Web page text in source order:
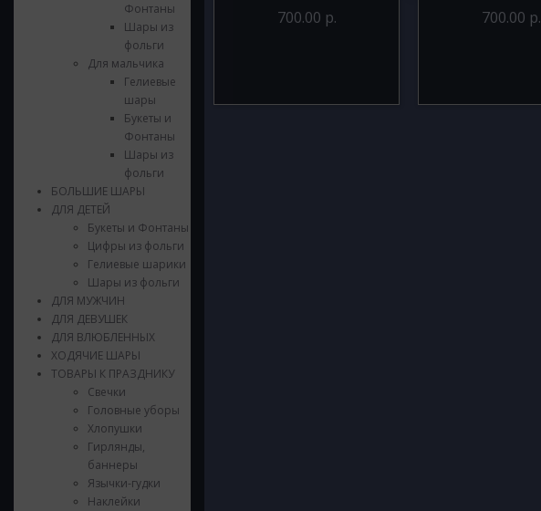
Фонтаны
Шары из
фольги
Для мальчика
Гелиевые
шары
Букеты и
Фонтаны
Шары из
фольги
БОЛЬШИЕ ШАРЫ
ДЛЯ ДЕТЕЙ
Букеты и Фонтаны
Цифры из фольги
Гелиевые шарики
Шары из фольги
ДЛЯ МУЖЧИН
ДЛЯ ДЕВУШЕК
ДЛЯ ВЛЮБЛЕННЫХ
ХОДЯЧИЕ ШАРЫ
ТОВАРЫ К ПРАЗДНИКУ
Свечки
Головные уборы
Хлопушки
Гирлянды,
баннеры
Язычки-гудки
Наклейки
700.00 р. 700.00 р.